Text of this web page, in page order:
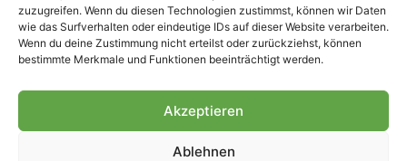
zuzugreifen. Wenn du diesen Technologien zustimmst, können wir Daten
wie das Surfverhalten oder eindeutige IDs auf dieser Website verarbeiten.
Wenn du deine Zustimmung nicht erteilst oder zurückziehst, können
bestimmte Merkmale und Funktionen beeinträchtigt werden.
Akzeptieren
Ablehnen
Fohlen-Hautnah.de ist ein
offiziell eingetragenes Magazin
bei der Deutschen
Nationalbibliothek (ISSN 1868-
Weiterverarbeitung, auch
Genehmigung.